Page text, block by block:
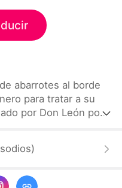
abarrotes al borde
para tratar a su
por Don León por
le permite
)